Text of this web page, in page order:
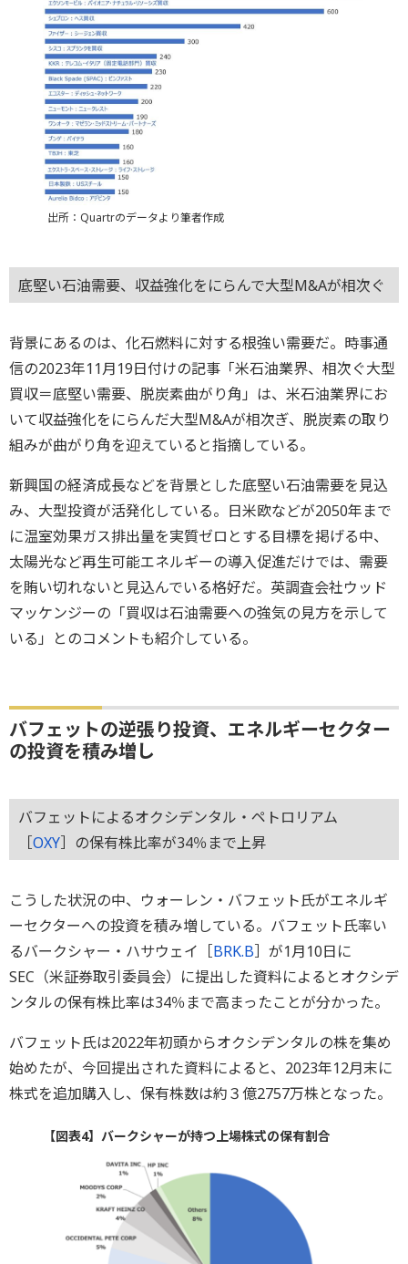
出所：Quartrのデータより筆者作成
底堅い石油需要、収益強化をにらんで大型M&Aが相次ぐ
背景にあるのは、化石燃料に対する根強い需要だ。時事通
信の2023年11月19日付けの記事「米石油業界、相次ぐ大型
買収＝底堅い需要、脱炭素曲がり角」は、米石油業界にお
いて収益強化をにらんだ大型M&Aが相次ぎ、脱炭素の取り
組みが曲がり角を迎えていると指摘している。
新興国の経済成長などを背景とした底堅い石油需要を見込
み、大型投資が活発化している。日米欧などが2050年まで
に温室効果ガス排出量を実質ゼロとする目標を掲げる中、
太陽光など再生可能エネルギーの導入促進だけでは、需要
を賄い切れないと見込んでいる格好だ。英調査会社ウッド
マッケンジーの「買収は石油需要への強気の見方を示して
いる」とのコメントも紹介している。
バフェットの逆張り投資、エネルギーセクター
の投資を積み増し
バフェットによるオクシデンタル・ペトロリアム
［OXY］の保有株比率が34％まで上昇
こうした状況の中、ウォーレン・バフェット氏がエネルギ
ーセクターへの投資を積み増している。バフェット氏率い
るバークシャー・ハサウェイ［BRK.B］が1月10日に
SEC（米証券取引委員会）に提出した資料によるとオクシデ
ンタルの保有株比率は34％まで高まったことが分かった。
バフェット氏は2022年初頭からオクシデンタルの株を集め
始めたが、今回提出された資料によると、2023年12月末に
株式を追加購入し、保有株数は約３億2757万株となった。
【図表4】バークシャーが持つ上場株式の保有割合